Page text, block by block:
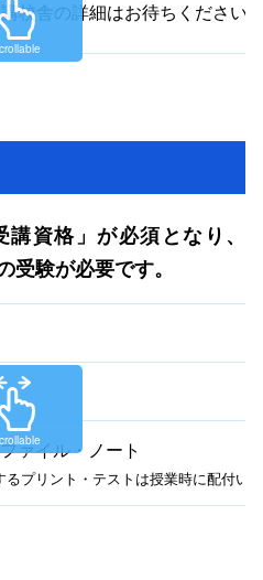
校舎の詳細はお待ちください
資格」が必須となり、
受験が必要です。
ァイル・ノート
るプリント・テストは授業時に配付い